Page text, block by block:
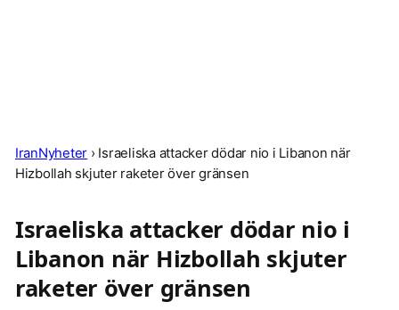
IranNyheter › Israeliska attacker dödar nio i Libanon när
Hizbollah skjuter raketer över gränsen
Israeliska attacker dödar nio i
Libanon när Hizbollah skjuter
raketer över gränsen